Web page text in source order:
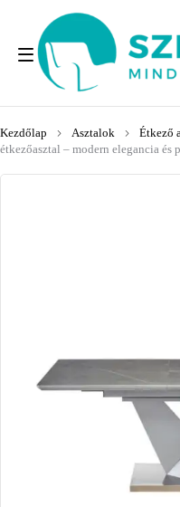
Kezdőlap Asztalok Étkező
étkezőasztal – modern elegancia